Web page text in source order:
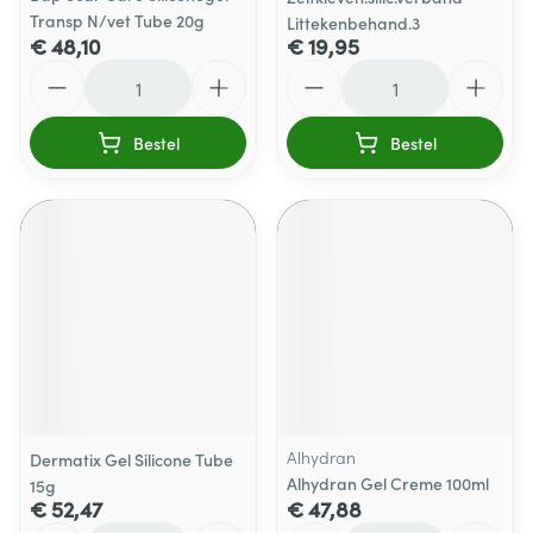
Transp N/vet Tube 20g
€ 48,10
Bestel
Littekenbehand.3
€ 19,95
Bestel
Dermatix Gel Silicone Tube
15g
€ 52,47
Alhydran
Alhydran Gel Creme 100ml
€ 47,88